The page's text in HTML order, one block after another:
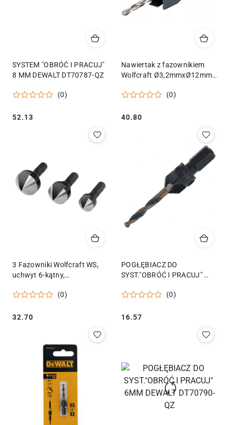
SYSTEM "OBRÓĆ I PRACUJ"
8 MM DEWALT DT70787-QZ
(0)
Cena:
52.13
Nawiertak z fazownikiem
Wolfcraft Ø3,2mmxØ12mm;
(0)
Cena:
40.80
3 Fazowniki Wolfcraft WS,
uchwyt 6-kątny,
(0)
Cena:
32.70
POGŁĘBIACZ DO
SYST."OBRÓĆ I PRACUJ"
(0)
Cena:
16.57